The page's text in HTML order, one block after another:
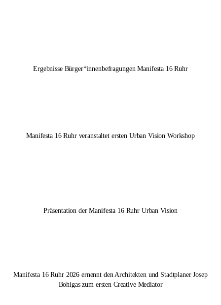
Ergebnisse Bürger*innenbefragungenManifesta 16 Ruhr
Manifesta 16 Ruhrveranstaltet ersten Urban Vision Workshop
Präsentation derManifesta 16 Ruhr Urban Vision
Manifesta 16 Ruhr2026 ernennt den Architekten und Stadtplaner Josep
Bohigas zum ersten Creative Mediator